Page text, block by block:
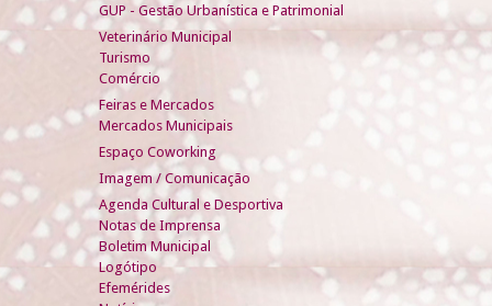
GUP - Gestão Urbanística e Patrimonial
Veterinário Municipal
Turismo
Comércio
Feiras e Mercados
Mercados Municipais
Espaço Coworking
Imagem / Comunicação
Agenda Cultural e Desportiva
Notas de Imprensa
Boletim Municipal
Logótipo
Efemérides